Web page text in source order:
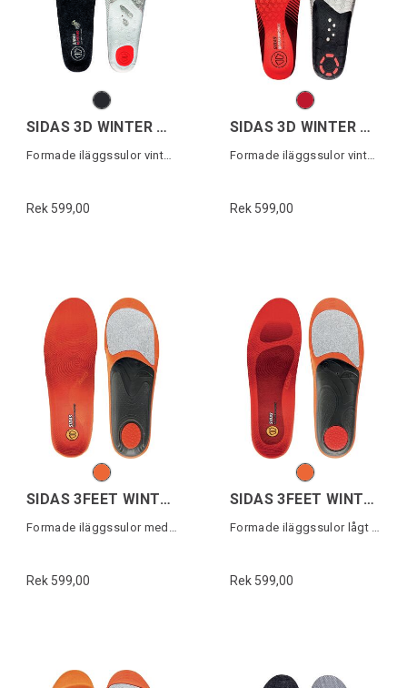
SIDAS 3D WINTER MERINO
Formade iläggssulor vintersport
Rek 599,00
SIDAS 3D WINTER PERFORMANCE
Formade iläggssulor vintersport
Rek 599,00
SIDAS 3FEET WINTER MID
Formade iläggssulor medelhögt fotvalv
Rek 599,00
SIDAS 3FEET WINTER LOW
Formade iläggssulor lågt fotvalv
Rek 599,00